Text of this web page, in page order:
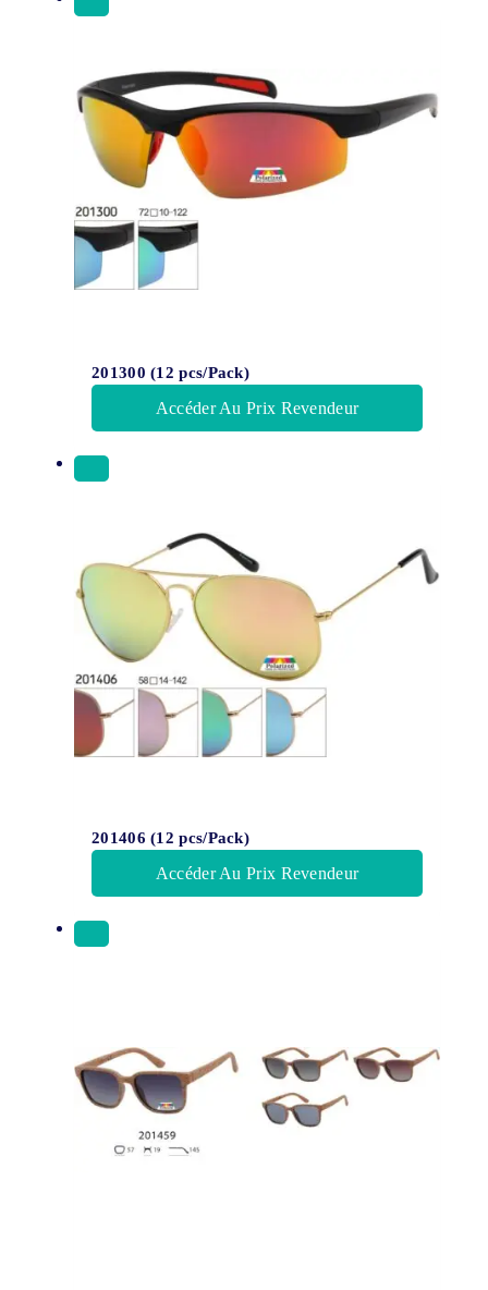
201300 (12 pcs/Pack)
Accéder Au Prix Revendeur
201406 (12 pcs/Pack)
Accéder Au Prix Revendeur